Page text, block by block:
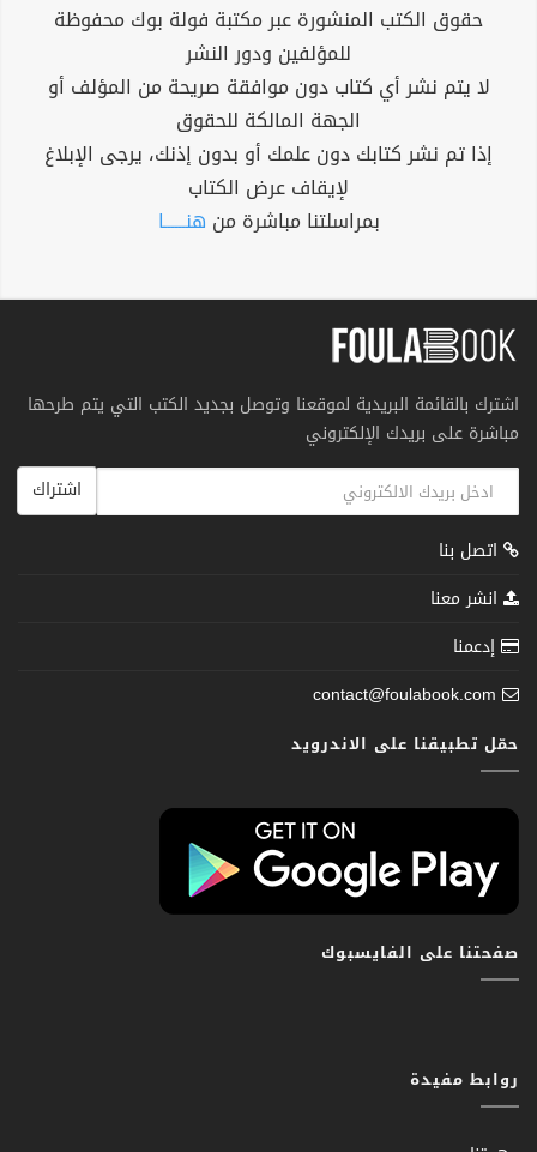
حقوق الكتب المنشورة عبر مكتبة فولة بوك محفوظة
للمؤلفين ودور النشر
لا يتم نشر أي كتاب دون موافقة صريحة من المؤلف أو
الجهة المالكة للحقوق
إذا تم نشر كتابك دون علمك أو بدون إذنك، يرجى الإبلاغ
لإيقاف عرض الكتاب
بمراسلتنا مباشرة من هنــــــا
اشترك بالقائمة البريدية لموقعنا وتوصل بجديد الكتب التي يتم طرحها
مباشرة على بريدك الإلكتروني
اشتراك
اتصل بنا
انشر معنا
إدعمنا
contact@foulabook.com
حمّل تطبيقنا على الاندرويد
صفحتنا على الفايسبوك
روابط مفيدة